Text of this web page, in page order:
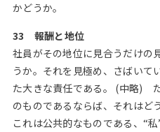
かどうか。
33 報酬と地位
社員がその地位に見合うだけの
うか。それを見極め、さばいて
た大きな責任である。 (中略)
のものであるならば、それはど
これは公共的なものである、“